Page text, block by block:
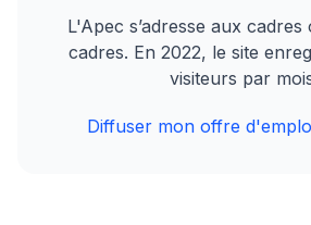
L'Apec s’adresse aux
cadres. En 2022, le site
visiteurs par
Diffuser mon offre